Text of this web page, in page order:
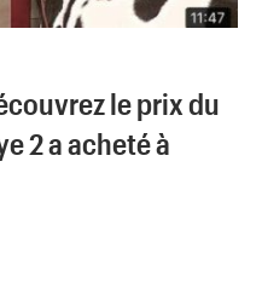
le prix du
2 a acheté à